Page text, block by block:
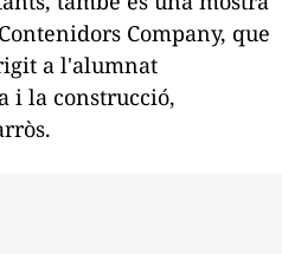
Company, que
a l'alumnat
i la construcció,